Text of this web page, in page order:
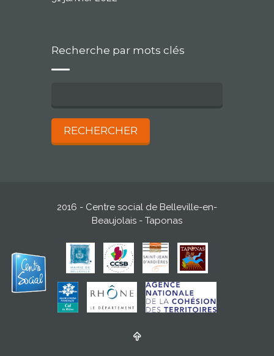
Recherche par mots clés
2016 - Centre social de Belleville-en-
Beaujolais - Taponas